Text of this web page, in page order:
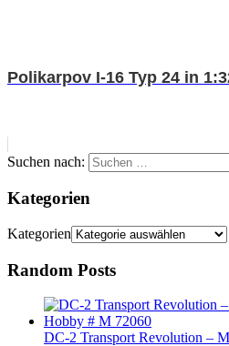
Polikarpov I-16 Typ 24 in
Suchen nach:
Kategorien
Kategorien
Random Posts
DC-2 Transport Revolution –